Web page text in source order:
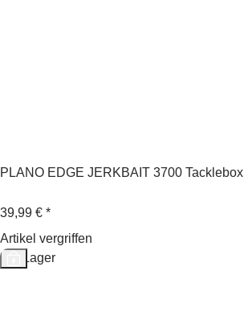
PLANO EDGE JERKBAIT 3700 Tacklebox
39,99 € *
Artikel vergriffen
Auf Lager